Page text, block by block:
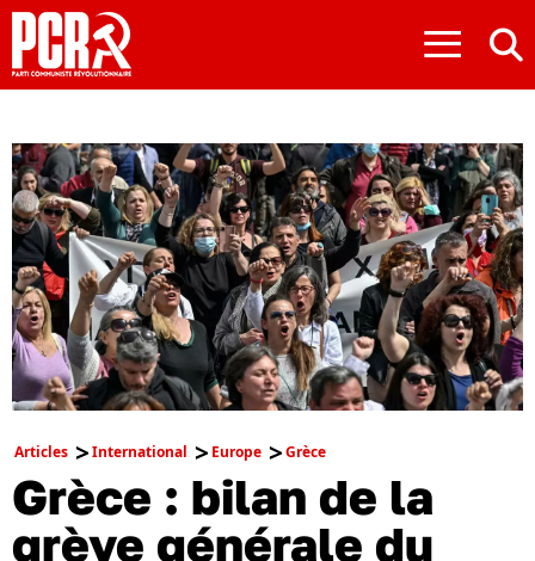
≡
Articles International Europe Grèce
Grèce : bilan de la
grève générale du